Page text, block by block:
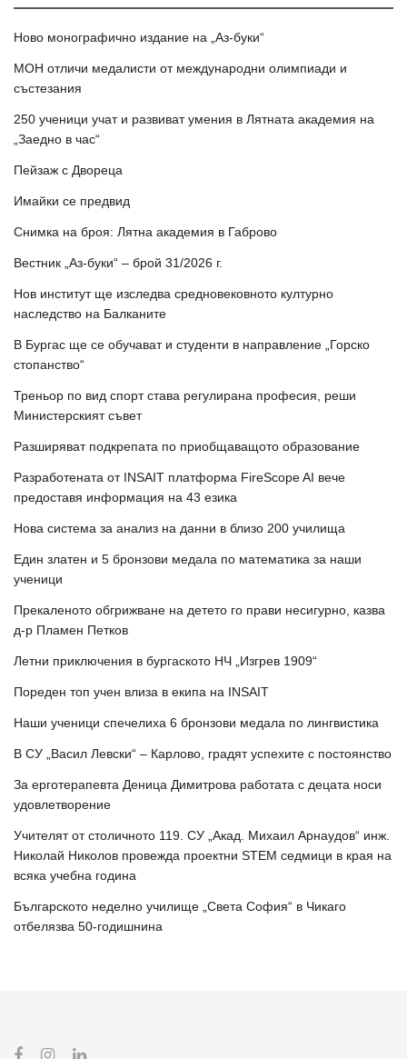
Ново монографично издание на „Аз-буки“
МОН отличи медалисти от международни олимпиади и
състезания
250 ученици учат и развиват умения в Лятната академия на
„Заедно в час“
Пейзаж с Двореца
Имайки се предвид
Снимка на броя: Лятна академия в Габрово
Вестник „Аз-буки“ – брой 31/2026 г.
Нов институт ще изследва средновековното културно
наследство на Балканите
В Бургас ще се обучават и студенти в направление „Горско
стопанство“
Треньор по вид спорт става регулирана професия, реши
Министерският съвет
Разширяват подкрепата по приобщаващото образование
Разработената от INSAIT платформа FireScope AI вече
предоставя информация на 43 езика
Нова система за анализ на данни в близо 200 училища
Един златен и 5 бронзови медала по математика за наши
ученици
Прекаленото обгрижване на детето го прави несигурно, казва
д-р Пламен Петков
Летни приключения в бургаското НЧ „Изгрев 1909“
Пореден топ учен влиза в екипа на INSAIT
Наши ученици спечелиха 6 бронзови медала по лингвистика
В СУ „Васил Левски“ – Карлово, градят успехите с постоянство
За ерготерапевта Деница Димитрова работата с децата носи
удовлетворение
Учителят от столичното 119. СУ „Акад. Михаил Арнаудов“ инж.
Николай Николов провежда проектни STEM седмици в края на
всяка учебна година
Българското неделно училище „Света София“ в Чикаго
отбелязва 50-годишнина